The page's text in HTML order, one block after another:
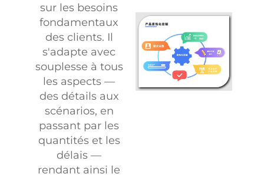
sur les besoins
fondamentaux
des clients. Il
s'adapte avec
souplesse à tous
les aspects —
des détails aux
scénarios, en
passant par les
quantités et les
délais —
rendant ainsi le